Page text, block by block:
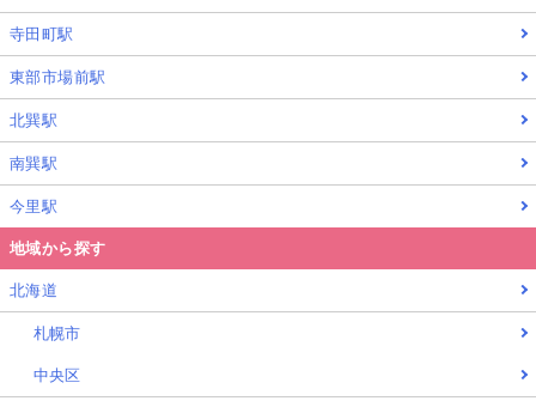
寺田町駅
東部市場前駅
北巽駅
南巽駅
今里駅
地域から探す
北海道
札幌市
中央区